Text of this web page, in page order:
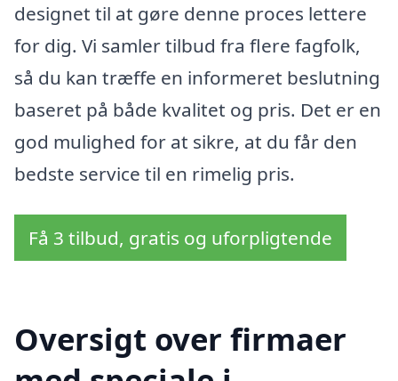
designet til at gøre denne proces lettere
for dig. Vi samler tilbud fra flere fagfolk,
så du kan træffe en informeret beslutning
baseret på både kvalitet og pris. Det er en
god mulighed for at sikre, at du får den
bedste service til en rimelig pris.
Få 3 tilbud, gratis og uforpligtende
Oversigt over firmaer